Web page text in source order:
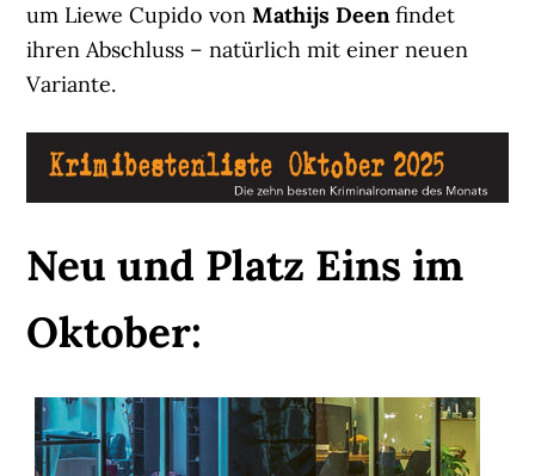
um Liewe Cupido vonMathijs Deenfindet
ihren Abschluss – natürlich mit einer neuen
Variante.
Neu und Platz Eins im
Oktober: